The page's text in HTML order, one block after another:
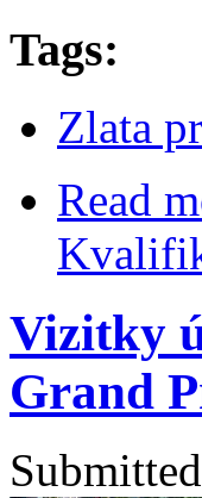
Tags:
Zlata
Read
Vizitky
Grand